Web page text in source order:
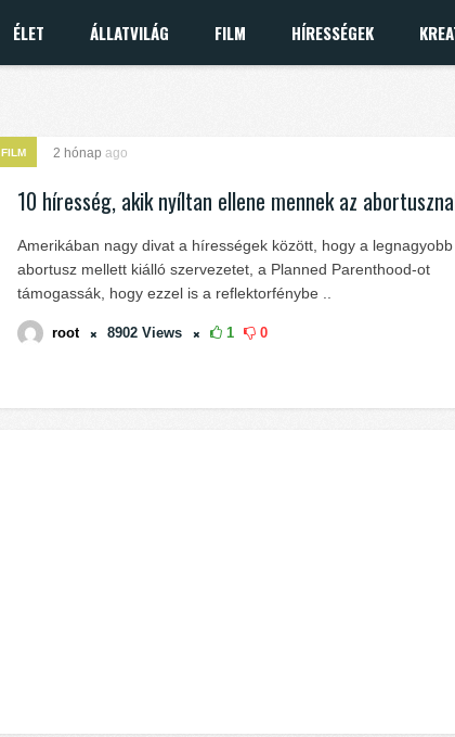
ÉLET ÁLLATVILÁG FILM HÍRESSÉGEK
FILM 2 hónap ago
10 híresség, akik nyíltan ellene mennek az
Amerikában nagy divat a hírességek között, hogy a legnagyobb
abortusz mellett kiálló szervezetet, a Planned Parenthood-ot
támogassák, hogy ezzel is a reflektorfénybe ..
root 8902 Views 1 0